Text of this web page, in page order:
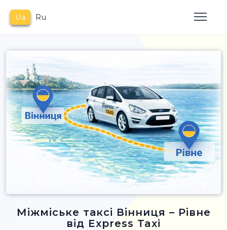
Ua Ru
Міжміське таксі Вінниця – Рівне
від Express Taxi